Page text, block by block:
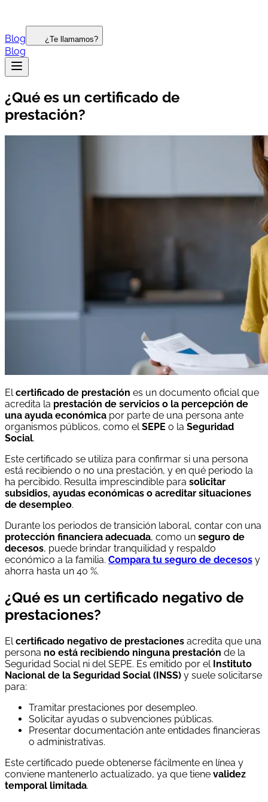
Blog ¿Te llamamos?
Blog
¿Qué es un certificado de
prestación?
Elcertificado de prestación es un documento oficial que
acredita la prestación de servicios o la percepción de
una ayuda económica por parte de una persona ante
organismos públicos, como elSEPE o la Seguridad
Social.
Este certificado se utiliza para confirmar si una persona
está recibiendo o no una prestación, y en qué periodo la
ha percibido. Resulta imprescindible para solicitar
subsidios, ayudas económicas o acreditar situaciones
de desempleo.
Durante los periodos de transición laboral, contar con una
protección financiera adecuada, como un seguro de
decesos, puede brindar tranquilidad y respaldo
económico a la familia. Compara tu seguro de decesos y
ahorra hasta un 40 %.
¿Qué es un certificado negativo de
prestaciones?
El certificado negativo de prestaciones acredita que una
persona no está recibiendo ninguna prestación de la
Seguridad Social ni del SEPE. Es emitido por el Instituto
Nacional de la Seguridad Social (INSS) y suele solicitarse
para:
Tramitar prestaciones por desempleo.
Solicitar ayudas o subvenciones públicas.
Presentar documentación ante entidades financieras
o administrativas.
Este certificado puede obtenerse fácilmente en línea y
conviene mantenerlo actualizado, ya que tiene validez
temporal limitada.